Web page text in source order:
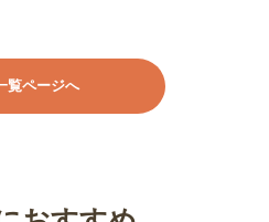
覧ページへ